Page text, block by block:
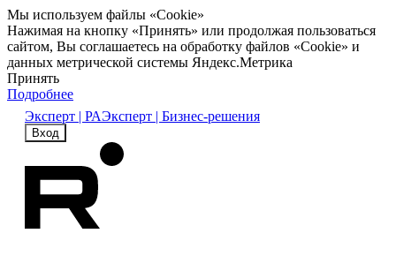
Мы используем файлы «Cookie»
Нажимая на кнопку «Принять» или продолжая пользоваться
сайтом, Вы соглашаетесь на обработку файлов «Cookie» и
данных метрической системы Яндекс.Метрика
Принять
Подробнее
Эксперт | РАЭксперт | Бизнес-решения
Вход